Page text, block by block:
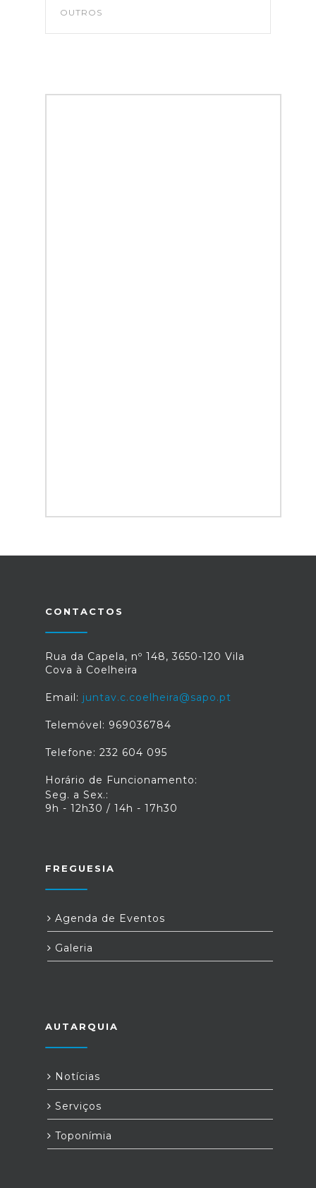
OUTROS
CONTACTOS
Rua da Capela, nº 148, 3650-120 Vila
Cova à Coelheira
Email: juntav.c.coelheira@sapo.pt
Telemóvel: 969036784
Telefone: 232 604 095
Horário de Funcionamento:
Seg. a Sex.:
9h - 12h30 / 14h - 17h30
FREGUESIA
Agenda de Eventos
Galeria
AUTARQUIA
Notícias
Serviços
Toponímia